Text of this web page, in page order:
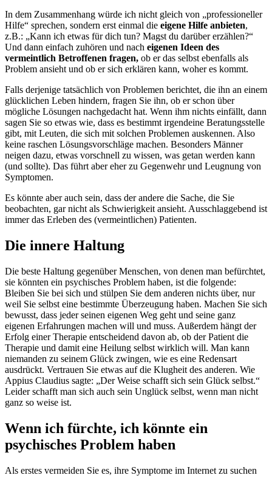
In dem Zusammenhang würde ich nicht gleich von „professioneller
Hilfe“ sprechen, sondern erst einmal die eigene Hilfe anbieten,
z.B.: „Kann ich etwas für dich tun? Magst du darüber erzählen?“
Und dann einfach zuhören und nach eigenen Ideen des
vermeintlich Betroffenen fragen, ob er das selbst ebenfalls als
Problem ansieht und ob er sich erklären kann, woher es kommt.
Falls derjenige tatsächlich von Problemen berichtet, die ihn an einem
glücklichen Leben hindern, fragen Sie ihn, ob er schon über
mögliche Lösungen nachgedacht hat. Wenn ihm nichts einfällt, dann
sagen Sie so etwas wie, dass es bestimmt irgendeine Beratungsstelle
gibt, mit Leuten, die sich mit solchen Problemen auskennen. Also
keine raschen Lösungsvorschläge machen. Besonders Männer
neigen dazu, etwas vorschnell zu wissen, was getan werden kann
(und sollte). Das führt aber eher zu Gegenwehr und Leugnung von
Symptomen.
Es könnte aber auch sein, dass der andere die Sache, die Sie
beobachten, gar nicht als Schwierigkeit ansieht. Ausschlaggebend ist
immer das Erleben des (vermeintlichen) Patienten.
Die innere Haltung
Die beste Haltung gegenüber Menschen, von denen man befürchtet,
sie könnten ein psychisches Problem haben, ist die folgende:
Bleiben Sie bei sich und stülpen Sie dem anderen nichts über, nur
weil Sie selbst eine bestimmte Überzeugung haben. Machen Sie sich
bewusst, dass jeder seinen eigenen Weg geht und seine ganz
eigenen Erfahrungen machen will und muss. Außerdem hängt der
Erfolg einer Therapie entscheidend davon ab, ob der Patient die
Therapie und damit eine Heilung selbst wirklich will. Man kann
niemanden zu seinem Glück zwingen, wie es eine Redensart
ausdrückt. Vertrauen Sie etwas auf die Klugheit des anderen. Wie
Appius Claudius sagte: „Der Weise schafft sich sein Glück selbst.“
Leider schafft man sich auch sein Unglück selbst, wenn man nicht
ganz so weise ist.
Wenn ich fürchte, ich könnte ein
psychisches Problem haben
Als erstes vermeiden Sie es, ihre Symptome im Internet zu suchen